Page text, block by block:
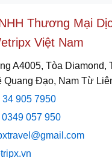
Thương Mại
Việt Nam
A4005, Tòa Diamond,
Quang Đạo, Nam Từ
34 905 7950
0349 057 950